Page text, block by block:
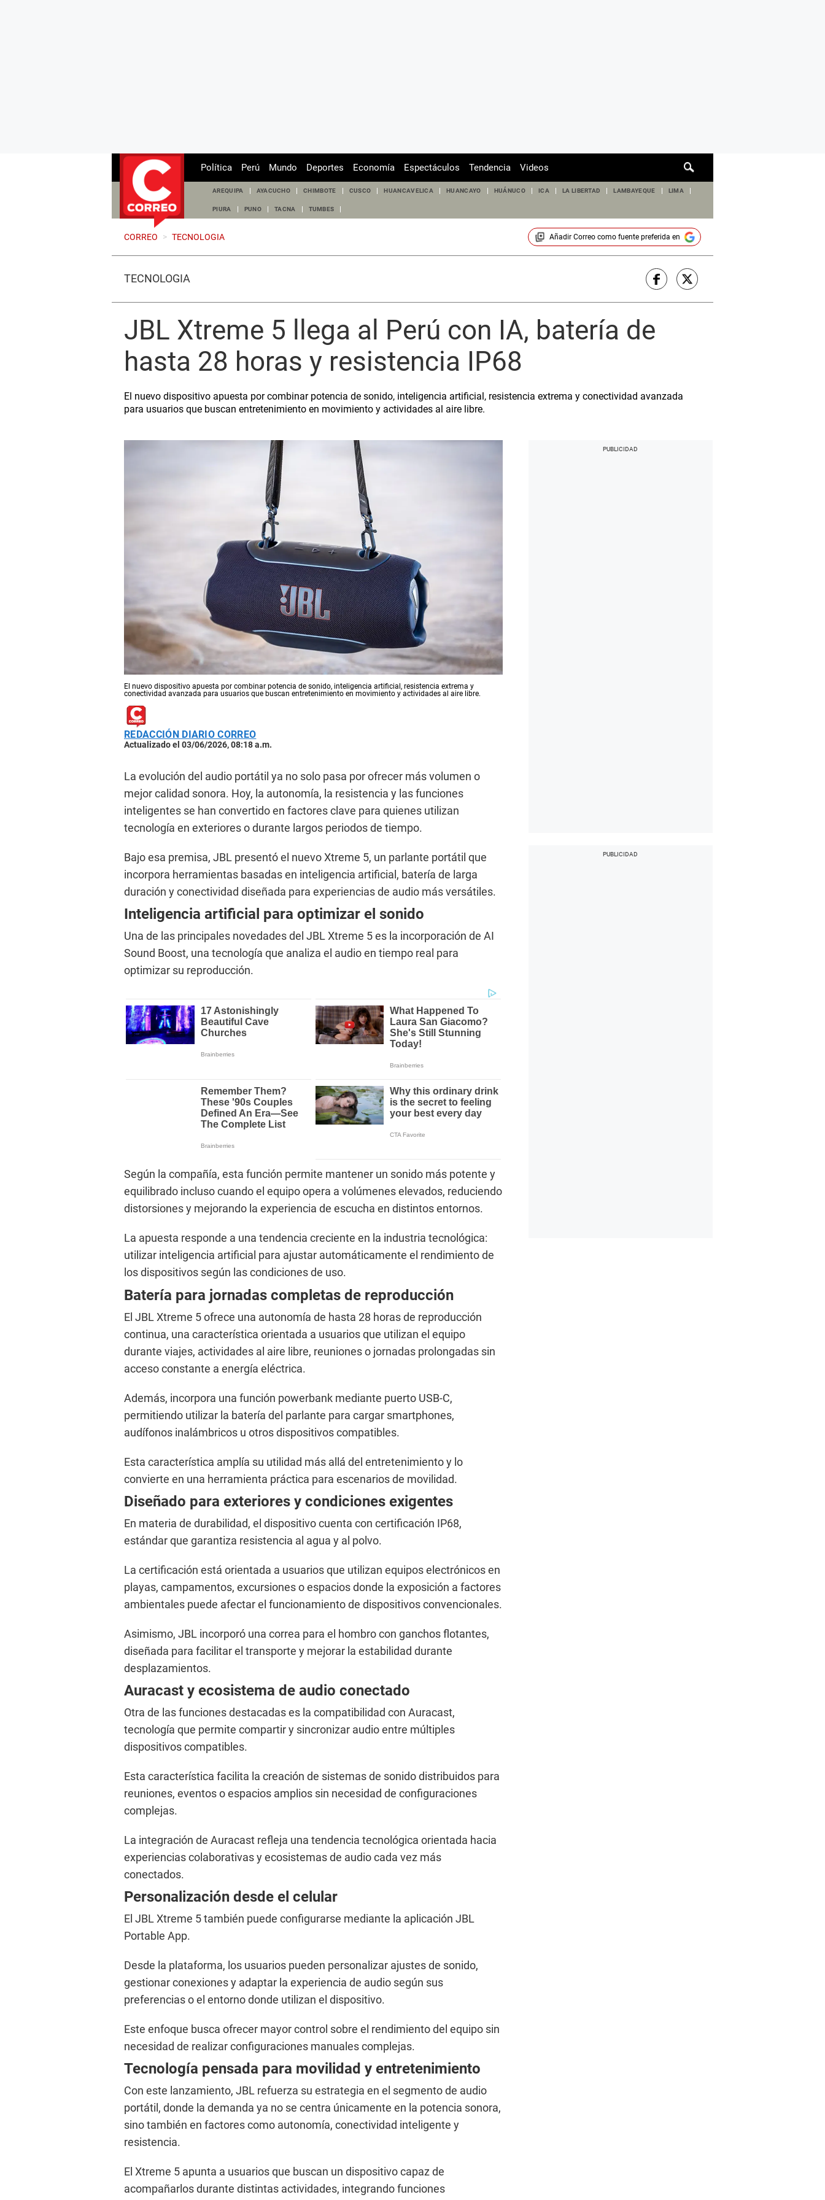
de
Política Perú Mundo Deportes Economía Espectáculos Tendencia Videos
AREQUIPA AYACUCHO CHIMBOTE CUSCO HUANCAVELICA HUANCAYO HUÁNUCO ICA LA LIBERTAD LAMBAYEQUE LIMA
PIURA PUNO TACNA TUMBES
CORREO > TECNOLOGIA Añadir Correocomo fuente preferida en
TECNOLOGÍA
JBL Xtreme 5 llega al Perú con IA, batería de
hasta 28 horas y resistencia IP68
El nuevo dispositivo apuesta por combinar potencia de sonido, inteligencia artificial, resistencia extrema y conectividad avanzada
para usuarios que buscan entretenimiento en movimiento y actividades al aire libre.
El nuevo dispositivo apuesta por combinar potencia de sonido, inteligencia artificial, resistencia extrema y
conectividad avanzada para usuarios que buscan entretenimiento en movimiento y actividades al aire libre.
REDACCIÓN DIARIO CORREO
Actualizado el 03/06/2026, 08:18 a.m.
La evolución del audio portátil ya no solo pasa por ofrecer más volumen o
mejor calidad sonora. Hoy, la autonomía, la resistencia y las funciones
inteligentes se han convertido en factores clave para quienes utilizan
tecnología en exteriores o durante largos periodos de tiempo.
Bajo esa premisa, JBL presentó el nuevo Xtreme 5, un parlante portátil que
incorpora herramientas basadas en inteligencia artificial, batería de larga
duración y conectividad diseñada para experiencias de audio más versátiles.
Inteligencia artificial para optimizar el sonido
Una de las principales novedades del JBL Xtreme 5 es la incorporación de AI
Sound Boost, una tecnología que analiza el audio en tiempo real para
optimizar su reproducción.
Según la compañía, esta función permite mantener un sonido más potente y
equilibrado incluso cuando el equipo opera a volúmenes elevados, reduciendo
distorsiones y mejorando la experiencia de escucha en distintos entornos.
La apuesta responde a una tendencia creciente en la industria tecnológica:
utilizar inteligencia artificial para ajustar automáticamente el rendimiento de
los dispositivos según las condiciones de uso.
Batería para jornadas completas de reproducción
El JBL Xtreme 5 ofrece una autonomía de hasta 28 horas de reproducción
continua, una característica orientada a usuarios que utilizan el equipo
durante viajes, actividades al aire libre, reuniones o jornadas prolongadas sin
acceso constante a energía eléctrica.
Además, incorpora una función powerbank mediante puerto USB-C,
permitiendo utilizar la batería del parlante para cargar smartphones,
audífonos inalámbricos u otros dispositivos compatibles.
Esta característica amplía su utilidad más allá del entretenimiento y lo
convierte en una herramienta práctica para escenarios de movilidad.
Diseñado para exteriores y condiciones exigentes
En materia de durabilidad, el dispositivo cuenta con certificación IP68,
estándar que garantiza resistencia al agua y al polvo.
La certificación está orientada a usuarios que utilizan equipos electrónicos en
playas, campamentos, excursiones o espacios donde la exposición a factores
ambientales puede afectar el funcionamiento de dispositivos convencionales.
Asimismo, JBL incorporó una correa para el hombro con ganchos flotantes,
diseñada para facilitar el transporte y mejorar la estabilidad durante
desplazamientos.
Auracast y ecosistema de audio conectado
Otra de las funciones destacadas es la compatibilidad con Auracast,
tecnología que permite compartir y sincronizar audio entre múltiples
dispositivos compatibles.
Esta característica facilita la creación de sistemas de sonido distribuidos para
reuniones, eventos o espacios amplios sin necesidad de configuraciones
complejas.
La integración de Auracast refleja una tendencia tecnológica orientada hacia
experiencias colaborativas y ecosistemas de audio cada vez más
conectados.
Personalización desde el celular
El JBL Xtreme 5 también puede configurarse mediante la aplicación JBL
Portable App.
Desde la plataforma, los usuarios pueden personalizar ajustes de sonido,
gestionar conexiones y adaptar la experiencia de audio según sus
preferencias o el entorno donde utilizan el dispositivo.
Este enfoque busca ofrecer mayor control sobre el rendimiento del equipo sin
necesidad de realizar configuraciones manuales complejas.
Tecnología pensada para movilidad y entretenimiento
Con este lanzamiento, JBL refuerza su estrategia en el segmento de audio
portátil, donde la demanda ya no se centra únicamente en la potencia sonora,
sino también en factores como autonomía, conectividad inteligente y
resistencia.
El Xtreme 5 apunta a usuarios que buscan un dispositivo capaz de
acompañarlos durante distintas actividades, integrando funciones